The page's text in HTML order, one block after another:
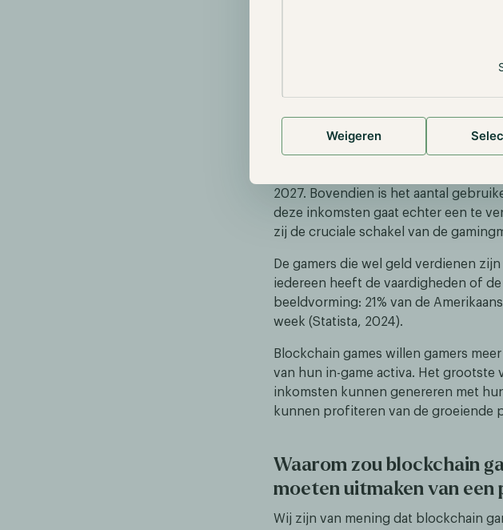
Weigeren
hebben deze games blockchain,
eigenaar kunnen worden van hun
Waarom is Blockchain-
Sinds 2017 zijn de inkomsten van de
2027. Bovendien is het aantal
deze inkomsten gaat echter een te
zij de cruciale schakel van de
De gamers die wel geld verdienen
iedereen heeft de vaardigheden of
beeldvorming: 21% van de
week (Statista, 2024).
Blockchain games willen gamers
van hun in-game activa. Het grootste
inkomsten kunnen genereren met
kunnen profiteren van de groeiende
Waarom zou blockchain
moeten uitmaken van een
Wij zijn van mening dat blockchain